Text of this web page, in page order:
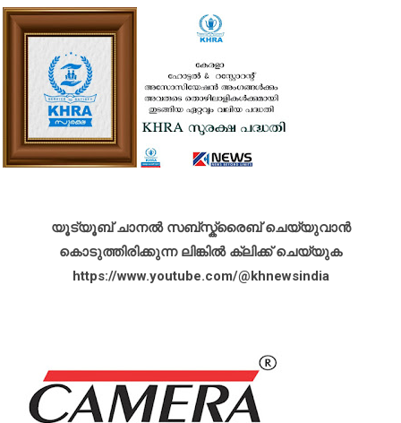
യൂട്യൂബ് ചാനൽ സബ്സ്ക്രൈബ് ചെയ്യുവാൻ
കൊടുത്തിരിക്കുന്ന ലിങ്കിൽ ക്ലിക്ക് ചെയ്യുക
https://www.youtube.com/@khnewsindia